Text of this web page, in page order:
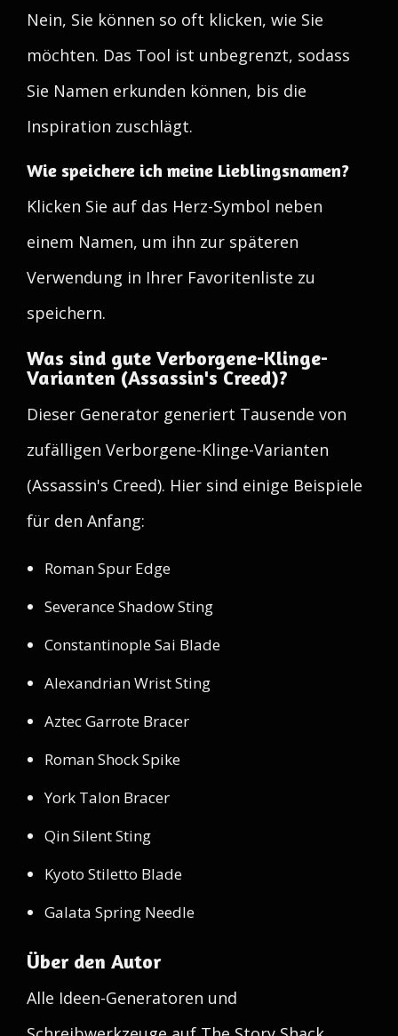
Nein, Sie können so oft klicken, wie Sie
möchten. Das Tool ist unbegrenzt, sodass
Sie Namen erkunden können, bis die
Inspiration zuschlägt.
Wie speichere ich meine Lieblingsnamen?
Klicken Sie auf das Herz-Symbol neben
einem Namen, um ihn zur späteren
Verwendung in Ihrer Favoritenliste zu
speichern.
Was sind gute Verborgene-Klinge-
Varianten (Assassin's Creed)?
Dieser Generator generiert Tausende von
zufälligen Verborgene-Klinge-Varianten
(Assassin's Creed). Hier sind einige Beispiele
für den Anfang:
Roman Spur Edge
Severance Shadow Sting
Constantinople Sai Blade
Alexandrian Wrist Sting
Aztec Garrote Bracer
Roman Shock Spike
York Talon Bracer
Qin Silent Sting
Kyoto Stiletto Blade
Galata Spring Needle
Über den Autor
Alle Ideen-Generatoren und